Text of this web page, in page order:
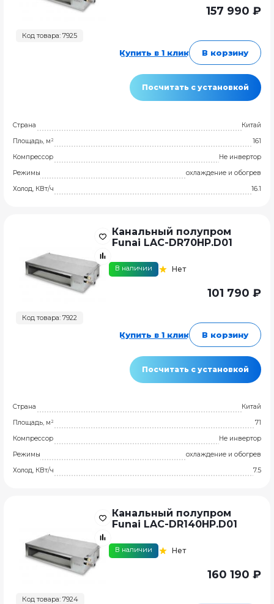
Код товара: 7925
157 990 ₽
Купить в 1 клик В корзину
Посчитать с установкой
Страна
Китай
Площадь, м²
161
Компрессор
Не инвертор
Режимы
охлаждение и обогрев
Холод, КВт/ч
16.1
Код товара: 7922
Канальный полупром
Funai LAC-DR70HP.D01
В наличии Нет
101 790 ₽
Купить в 1 клик В корзину
Посчитать с установкой
Страна
Китай
Площадь, м²
71
Компрессор
Не инвертор
Режимы
охлаждение и обогрев
Холод, КВт/ч
7.5
Код товара: 7924
Канальный полупром
Funai LAC-DR140HP.D01
В наличии Нет
160 190 ₽